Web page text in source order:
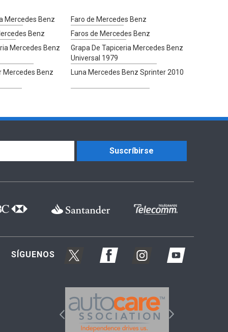
Mercedes Benz
Faro de Mercedes Benz
Benz
Faros de Mercedes Benz
Mercedes Benz
Grapa De Tapiceria Mercedes Benz
Universal 1979
Mercedes Benz Luna Mercedes Benz Sprinter 2010
Suscríbirse
SÍGUENOS